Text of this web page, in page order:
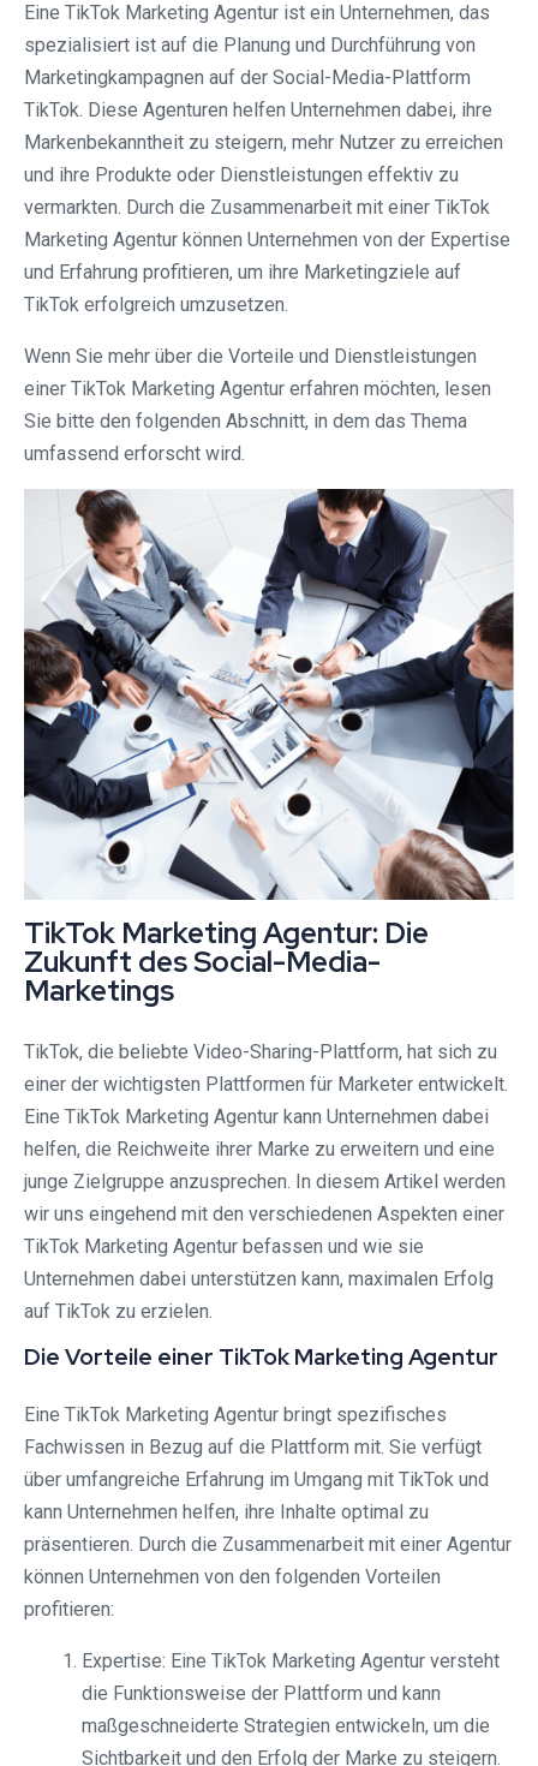
Eine TikTok Marketing Agentur ist ein Unternehmen, das
spezialisiert ist auf die Planung und Durchführung von
Marketingkampagnen auf der Social-Media-Plattform
TikTok. Diese Agenturen helfen Unternehmen dabei, ihre
Markenbekanntheit zu steigern, mehr Nutzer zu erreichen
und ihre Produkte oder Dienstleistungen effektiv zu
vermarkten. Durch die Zusammenarbeit mit einer TikTok
Marketing Agentur können Unternehmen von der Expertise
und Erfahrung profitieren, um ihre Marketingziele auf
TikTok erfolgreich umzusetzen.
Wenn Sie mehr über die Vorteile und Dienstleistungen
einer TikTok Marketing Agentur erfahren möchten, lesen
Sie bitte den folgenden Abschnitt, in dem das Thema
umfassend erforscht wird.
TikTok Marketing Agentur: Die
Zukunft des Social-Media-
Marketings
TikTok, die beliebte Video-Sharing-Plattform, hat sich zu
einer der wichtigsten Plattformen für Marketer entwickelt.
Eine TikTok Marketing Agentur kann Unternehmen dabei
helfen, die Reichweite ihrer Marke zu erweitern und eine
junge Zielgruppe anzusprechen. In diesem Artikel werden
wir uns eingehend mit den verschiedenen Aspekten einer
TikTok Marketing Agentur befassen und wie sie
Unternehmen dabei unterstützen kann, maximalen Erfolg
auf TikTok zu erzielen.
Die Vorteile einer TikTok Marketing Agentur
Eine TikTok Marketing Agentur bringt spezifisches
Fachwissen in Bezug auf die Plattform mit. Sie verfügt
über umfangreiche Erfahrung im Umgang mit TikTok und
kann Unternehmen helfen, ihre Inhalte optimal zu
präsentieren. Durch die Zusammenarbeit mit einer Agentur
können Unternehmen von den folgenden Vorteilen
profitieren:
Expertise: Eine TikTok Marketing Agentur versteht
die Funktionsweise der Plattform und kann
maßgeschneiderte Strategien entwickeln, um die
Sichtbarkeit und den Erfolg der Marke zu steigern.